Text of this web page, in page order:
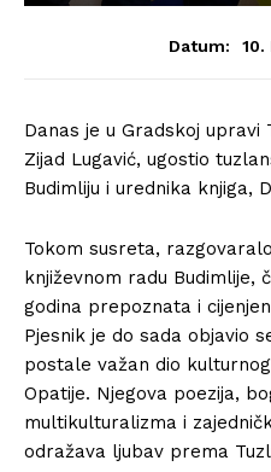
Datum: 10.
Danas je u Gradskoj upravi
Zijad Lugavić, ugostio
Budimliju i urednika knjiga,
Tokom susreta,
književnom radu Budimlije,
godina prepoznata i
Pjesnik je do sada objavio
postale važan dio
Opatije. Njegova poezija,
multikulturalizma i
odražava ljubav prema